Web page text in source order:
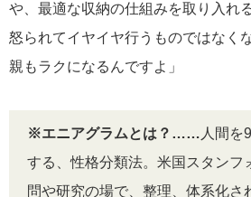
や、最適な収納の仕組みを取り入れ
怒られてイヤイヤ行うものではなく
親もラクになるんですよ」
※エニアグラムとは？…… 人間を
する、性格分類法。米国スタンフ
問や研究の場で、整理、体系化さ